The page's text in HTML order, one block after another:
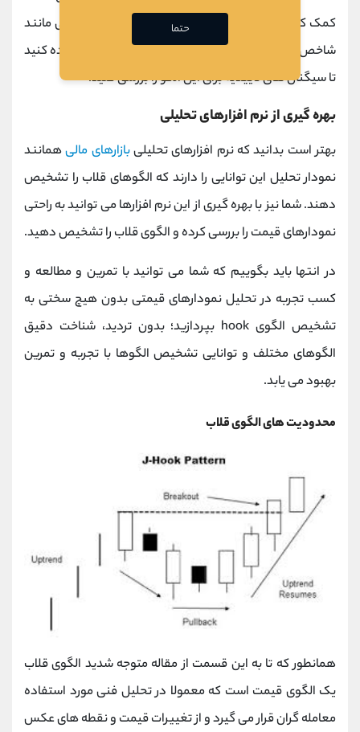
کمک کند. به عنوان مثال، شما می‌ توانید از شاخص ‌هایی مانند
شاخص
، شاخصRSIیا شاخص ‌های دیگر استفاده کنید
تا سیگنال‌ های تأییدیه برای این الگو را بررسی کنید.
بهره گیری از نرم افزارهای تحلیلی
بهتر است بدانید که نرم افزارهای تحلیلیبازارهای مالیهمانند
نمودار تحلیل این توانایی را دارند که الگوهای قلاب را تشخیص
دهند. شما نیز با بهره گیری از این نرم افزارها می توانید به راحتی
نمودارهای قیمت را بررسی کرده و الگوی قلاب را تشخیص دهید.
در انتها باید بگوییم که شما می توانید با تمرین و مطالعه و
کسب تجربه در تحلیل نمودارهای قیمتی بدون هیچ سختی به
تشخیص الگوی hook بپردازید؛ بدون تردید، شناخت دقیق
الگوهای مختلف و توانایی تشخیص الگوها با تجربه و تمرین
بهبود می ‌یابد.
محدودیت های الگوی قلاب
همانطور که تا به این قسمت از مقاله متوجه شدید الگوی قلاب
یک الگوی قیمت است که معمولا در تحلیل فنی مورد استفاده
معامله گران قرار می گیرد و از تغییرات قیمت و نقطه های عکس
حتما